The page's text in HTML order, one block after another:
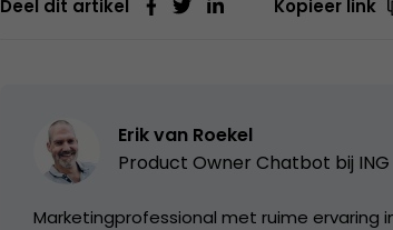
Deel dit artikel Kopieer link
Erik van Roekel
Product Owner Chatbot bij ING
Marketingprofessional met ruime ervaring